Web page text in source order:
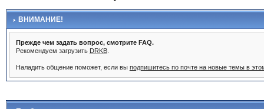
ВНИМАНИЕ!
Прежде чем задать вопрос, смотрите FAQ.
Рекомендуем загрузить DRKB.
Наладить общение поможет, если вы подпишитесь по почте на новые темы в